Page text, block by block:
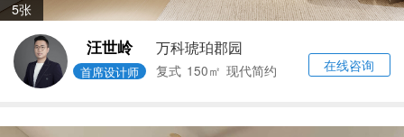
5张
汪世岭
首席设计师
万科琥珀郡园
复式 150㎡ 现代简约 在线咨询